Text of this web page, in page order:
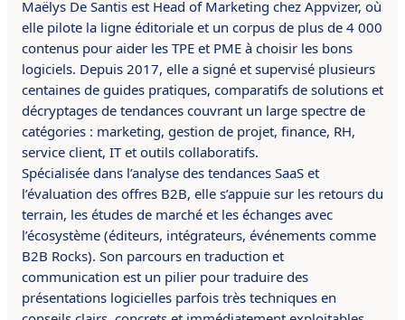
Maëlys De Santis est Head of Marketing chez Appvizer, où
elle pilote la ligne éditoriale et un corpus de plus de 4 000
contenus pour aider les TPE et PME à choisir les bons
logiciels. Depuis 2017, elle a signé et supervisé plusieurs
centaines de guides pratiques, comparatifs de solutions et
décryptages de tendances couvrant un large spectre de
catégories : marketing, gestion de projet, finance, RH,
service client, IT et outils collaboratifs.
Spécialisée dans l’analyse des tendances SaaS et
l’évaluation des offres B2B, elle s’appuie sur les retours du
terrain, les études de marché et les échanges avec
l’écosystème (éditeurs, intégrateurs, événements comme
B2B Rocks). Son parcours en traduction et
communication est un pilier pour traduire des
présentations logicielles parfois très techniques en